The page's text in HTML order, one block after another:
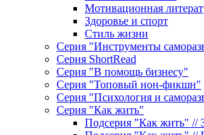
Мотивационная
Здоровье и спорт
Стиль жизни
Серия "Инструменты
Серия ShortRead
Серия "В помощь бизнесу"
Серия "Топовый нон-фикшн"
Серия "Психология и
Серия "Как жить"
Подсерия "Как жить" //